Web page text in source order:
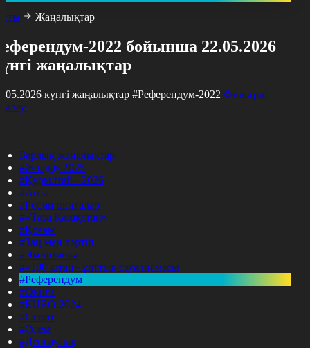
Жаңалықтар
2022 бойынша 22.05.2026
жаңалықтар
күнгі жаңалықтар #Референдум-2022 Фильтрді
Барлық жаңалықтар
#Жолдау 2025
#Құрылтай - 2026
#Апта
#Ресми оқиғалар
#«Таза Қазақстан»
#Қоғам
#Заң мен тәртіп
#Экономика
#«100 кітап» ұлттық сауалнамасы
#Референдум
#Оқиға
#EURO 2024
#Спорт
#Әлем
#Денсаулық